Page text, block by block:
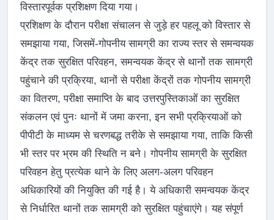
विस्तारपूर्वक प्रशिक्षण दिया गया।
प्रशिक्षण के दौरान परीक्षा संचालन से जुड़े हर पहलू को विस्तार से
समझाया गया, जिसमें-गोपनीय सामग्री का राज्य स्तर से समन्वयक
केंद्र तक सुरक्षित परिवहन, समन्वयक केंद्र से थानों तक सामग्री
पहुंचाने की प्रक्रिया, थानों से परीक्षा केंद्रों तक गोपनीय सामग्री
का वितरण, परीक्षा समाप्ति के बाद उत्तरपुस्तिकाओं का सुरक्षित
संकलन एवं पुनः थानों में जमा करना, इन सभी प्रक्रियाओं को
पीपीटी के माध्यम से चरणबद्ध तरीके से समझाया गया, ताकि किसी
भी स्तर पर भ्रम की स्थिति न बने। गोपनीय सामग्री के सुरक्षित
परिवहन हेतु प्रत्येक थाने के लिए अलग-अलग परिवहन
अधिकारियों की नियुक्ति की गई है। ये अधिकारी समन्वयक केंद्र
से निर्धारित थानों तक सामग्री को सुरक्षित पहुंचाएंगे। यह संपूर्ण